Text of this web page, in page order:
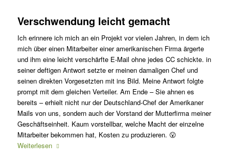
Verschwendung leicht gemacht
Ich erinnere ich mich an ein Projekt vor vielen Jahren, in dem ich
mich über einen Mitarbeiter einer amerikanischen Firma ärgerte
und ihm eine leicht verschärfte E-Mail ohne jedes CC schickte. in
seiner deftigen Antwort setzte er meinen damaligen Chef und
seinen direkten Vorgesetzten mit ins Bild. Meine Antwort folgte
prompt mit dem gleichen Verteiler. Am Ende – Sie ahnen es
bereits – erhielt nicht nur der Deutschland-Chef der Amerikaner
Mails von uns, sondern auch der Vorstand der Mutterfirma meiner
Geschäftseinheit. Kaum vorstellbar, welche Macht der einzelne
Mitarbeiter bekommen hat, Kosten zu produzieren. 😮
Weiterlesen